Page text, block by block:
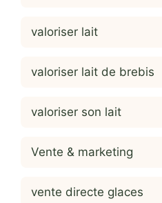
valoriser lait
valoriser lait de brebis
valoriser son lait
Vente & marketing
vente directe glaces